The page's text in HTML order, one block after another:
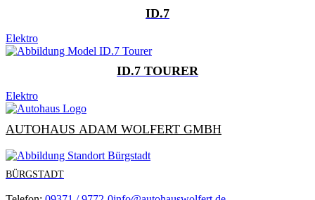
ID.7
Elektro
ID.7 TOURER
Elektro
AUTOHAUS ADAM WOLFERT GMBH
BÜRGSTADT